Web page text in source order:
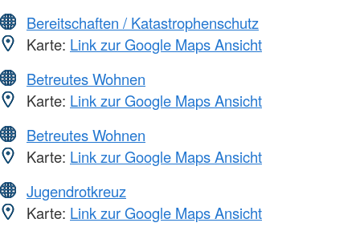
Bereitschaften / Katastrophenschutz
Karte: Link zur Google Maps Ansicht
Betreutes Wohnen
Karte: Link zur Google Maps Ansicht
Betreutes Wohnen
Karte: Link zur Google Maps Ansicht
Jugendrotkreuz
Karte: Link zur Google Maps Ansicht